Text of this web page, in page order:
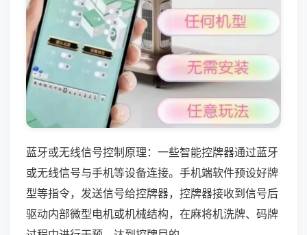
蓝牙或无线信号控制原理：一些智能控牌器通过蓝牙
或无线信号与手机等设备连接。手机端软件预设好牌
型等指令，发送信号给控牌器，控牌器接收到信号后
驱动内部微型电机或机械结构，在麻将机洗牌、码牌